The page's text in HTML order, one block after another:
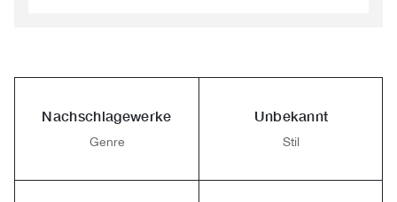
Nachschlagewerke
Genre
Unbekannt
Stil